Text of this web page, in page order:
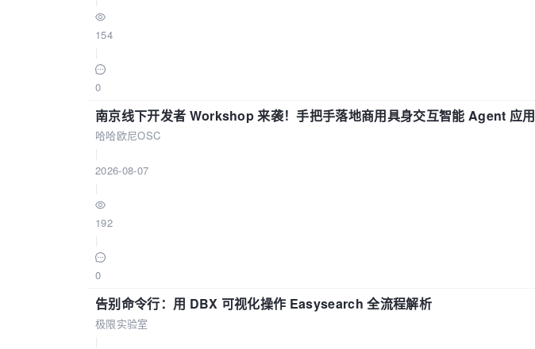
154
0
南京线下开发者 Workshop 来袭！手把手落地商用具身交互智能 Agent 应用
哈哈欧尼OSC
2026-08-07
192
0
告别命令行：用 DBX 可视化操作 Easysearch 全流程解析
极限实验室